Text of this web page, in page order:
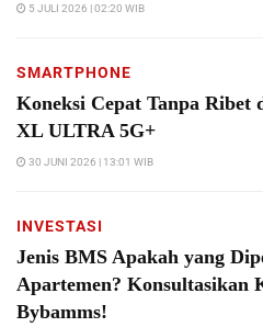
5 JULI 2026 | 02:20 WIB
SMARTPHONE
Koneksi Cepat Tanpa Ribet
XL ULTRA 5G+
30 JUNI 2026 | 13:01 WIB
INVESTASI
Jenis BMS Apakah yang
Apartemen? Konsultasikan
Bybamms!